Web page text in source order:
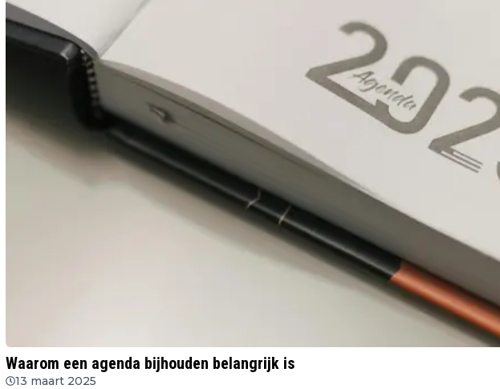
Waarom een agenda bijhouden belangrijk is
13 maart 2025